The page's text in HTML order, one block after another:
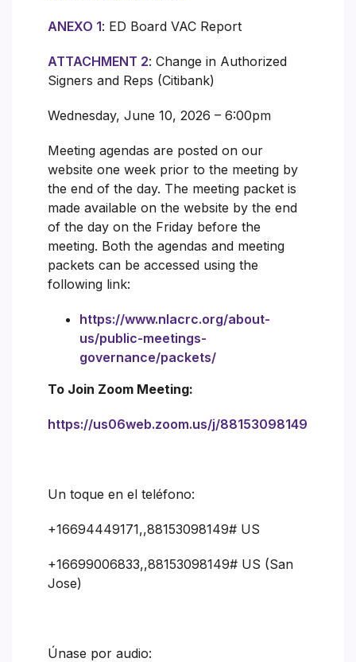
ANEXO 1: ED Board VAC Report
ATTACHMENT 2: Change in Authorized
Signers and Reps (Citibank)
Wednesday, June 10, 2026 – 6:00pm
Meeting agendas are posted on our
website one week prior to the meeting by
the end of the day. The meeting packet is
made available on the website by the end
of the day on the Friday before the
meeting. Both the agendas and meeting
packets can be accessed using the
following link:
https://www.nlacrc.org/about-
us/public-meetings-
governance/packets/
To Join Zoom Meeting:
https://us06web.zoom.us/j/88153098149
Un toque en el teléfono:
+16694449171,,88153098149# US
+16699006833,,88153098149# US (San
Jose)
Únase por audio: